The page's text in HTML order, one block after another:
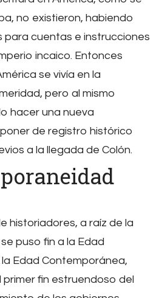
no existieron, habiendo
para cuentas e instrucciones
incaico. Entonces
se vivía en la
pero al mismo
hacer una nueva
de registro histórico
a la llegada de Colón.
historiadores, a raíz de la
puso fin a la Edad
Edad Contemporánea,
fin estruendoso del